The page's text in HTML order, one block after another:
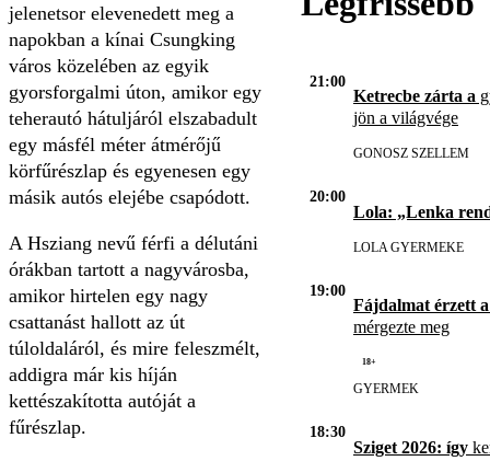
jelenetsor elevenedett meg a
napokban a kínai Csungking
város közelében az egyik
gyorsforgalmi úton, amikor egy
teherautó hátuljáról elszabadult
egy másfél méter átmérőjű
körfűrészlap és egyenesen egy
másik autós elejébe csapódott.
A Hsziang nevű férfi a délutáni
órákban tartott a nagyvárosba,
amikor hirtelen egy nagy
csattanást hallott az út
túloldaláról, és mire feleszmélt,
addigra már kis híján
kettészakította autóját a
fűrészlap.
21:00
Ketrecbe zárta a
jön a világvége
GONOSZ SZELLEM
20:00
Lola: „Lenka
LOLA GYERMEKE
19:00
Fájdalmat érzett a
mérgezte meg
18+
GYERMEK
18:30
Sziget 2026: így